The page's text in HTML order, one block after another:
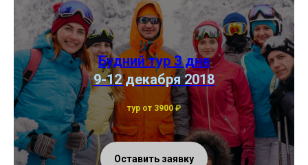
Будний тур 3 дня
9-12 декабря 2018
тур от 3900₽
Оставить заявку